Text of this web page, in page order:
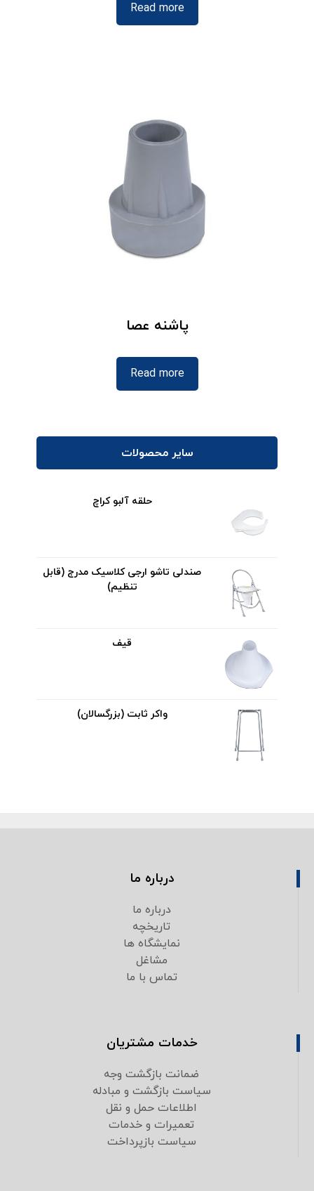
Read more
پاشنه عصا
Read more
سایر محصولات
حلقه آلبو کراچ
صندلی تاشو ارجی کلاسیک مدرج (قابل
تنظیم)
قیف
واکر ثابت (بزرگسالان)
درباره ما
درباره ما
تاریخچه
نمایشگاه ها
مشاغل
تماس با ما
خدمات مشتریان
ضمانت بازگشت وجه
سیاست بازگشت و مبادله
اطلاعات حمل و نقل
تعمیرات و خدمات
سیاست بازپرداخت